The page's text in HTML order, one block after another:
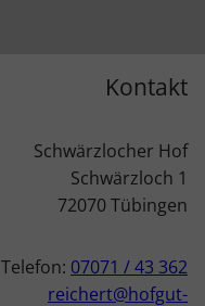
Kontakt
Schwärzlocher Hof
Schwärzloch 1
72070 Tübingen
Telefon: 07071 / 43 362
reichert@hofgut-